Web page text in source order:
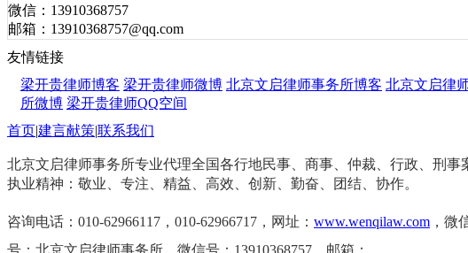
微信：13910368757
邮箱：13910368757@qq.com
友情链接
梁开贵律师博客 梁开贵律师微博 北京文启律师事务所博客 北京文启律
所微博 梁开贵律师QQ空间
首页|建言献策|联系我们
北京文启律师事务所专业代理全国各行地民事、商事、仲裁、行政、刑事
执业精神：敬业、专注、精益、高效、创新、勤奋、团结、协作。
咨询电话：010-62966117，010-62966717， 网址： www.wenqilaw.com ，微
号：北京文启律师事务所，微信号：13910368757，邮箱：